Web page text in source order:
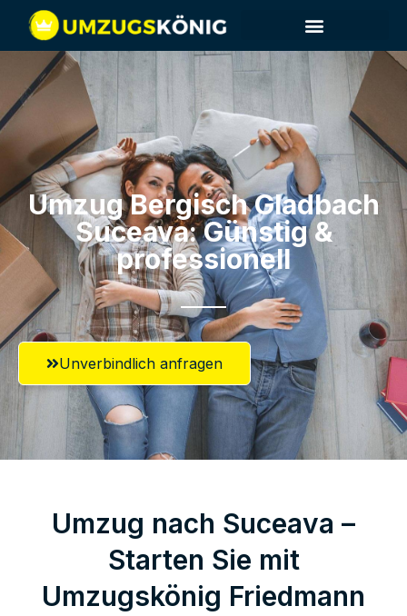
Umzug Bergisch Gladbach​
Suceava: Günstig &
professionell​
Unverbindlich anfragen
Umzug nach Suceava –
Starten Sie mit
Umzugskönig Friedmann